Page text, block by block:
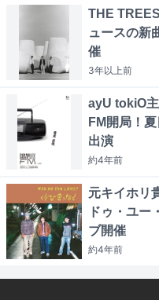
THE
ュースの新
催
3年以上前
ayU tokiO
FM開局！
出演
約4年前
元キイホリ
ドゥ・ユ
ブ開催
約4年前